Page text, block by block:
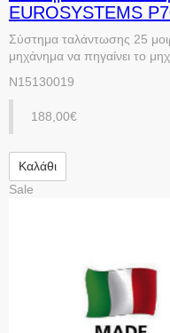
EUROSYSTEMS
Σύστημα ταλάντωσης 25
μηχάνημα να πηγαίνει το
N15130019
188,00€
Καλάθι
Sale